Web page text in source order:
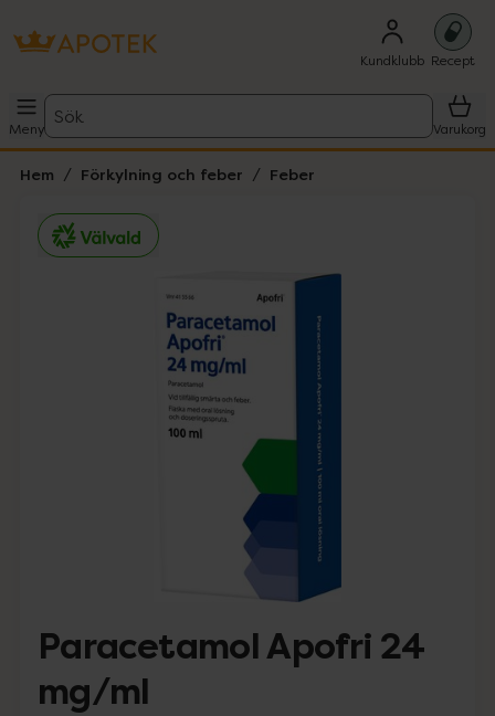
Kundklubb Recept
Meny
Sök
Varukorg
Hem Förkylning och feber Feber
Lista: . Innehåller 1 objekt.
Hoppa över Lista
Paracetamol Apofri 24
mg/ml